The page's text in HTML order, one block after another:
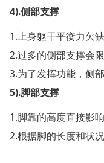
4).侧部支撑
1.上身躯干平衡力欠
2.过多的侧部支撑会
3.为了发挥功能，侧
5).脚部支撑
1.脚靠的高度直接影
2.根据脚的长度和状